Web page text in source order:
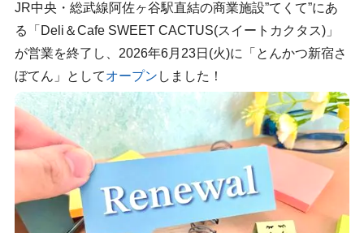
JR中央・総武線阿佐ヶ谷駅直結の商業施設”てくて”にあ
る「Deli＆Cafe SWEET CACTUS(スイートカクタス)」
が営業を終了し、2026年6月23日(火)に「とんかつ新宿さ
ぼてん」としてオープン しました！